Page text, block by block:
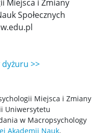
Miejsca i Zmiany
Społecznych
>>
Miejsca i Zmiany
Uniwersytetu
w Macropsychology
Akademii Nauk.